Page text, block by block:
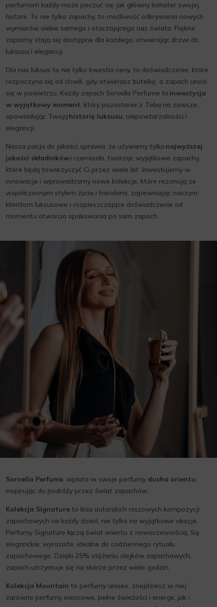
perfumom każdy może poczuć się jak główny bohater swojej
historii. To nie tylko zapachy, to możliwość odkrywania nowych
wymiarów siebie samego i otaczającego nas świata. Piękne
zapachy stają się dostępne dla każdego, otwierając drzwi do
luksusu i elegancji.
Dla nas luksus to nie tylko kwestia ceny, to doświadczenie, które
rozpoczyna się od chwili, gdy otwierasz butelkę, a zapach unosi
się w powietrzu. Każdy zapach Sorvella Perfume to inwestycja
w wyjątkowy moment, który pozostanie z Tobą na zawsze,
opowiadając Twojąhistorię luksusu, niepowtarzalności i
elegancji.
Nasza pasja do jakości sprawia, że używamy tylko najwyższej
jakości składnikówi rzemiosła, tworząc wyjątkowe zapachy,
które będą towarzyszyć Ci przez wiele lat. Inwestujemy w
innowacje i wprowadzamy nowe kolekcje, które rezonują ze
współczesnym stylem życia i trendami, zapewniając naszym
klientom luksusowe i rozpieszczające doświadczenie od
momentu otwarcia opakowania po sam zapach.
Sorvella Perfume, wplata w swoje perfumy ducha orientu,
inspirując do podróży przez świat zapachów.
Kolekcja Signature to linia autorskich niszowych kompozycji
zapachowych na każdy dzień, nie tylko na wyjątkowe okazje.
Perfumy Signature łączą świat orientu z nowoczesnością. Są
eleganckie, wyraziste, idealne do codziennego rytuału
zapachowego. Dzięki 25% stężeniu olejków zapachowych,
zapach utrzymuje się na skórze przez wiele godzin.
Kolekcja Mountain to perfumy unisex, znajdziesz w niej
zarówno perfumy owocowe, pełne świeżości i energii, jak i